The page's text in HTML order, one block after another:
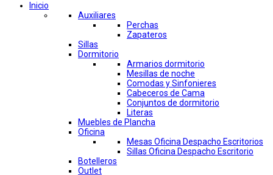
Inicio
Auxiliares
Perchas
Zapateros
Sillas
Dormitorio
Armarios dormitorio
Mesillas de noche
Comodas y Sinfonieres
Cabeceros de Cama
Conjuntos de dormitorio
Literas
Muebles de Plancha
Oficina
Mesas Oficina Despacho Escritorios
Sillas Oficina Despacho Escritorio
Botelleros
Outlet